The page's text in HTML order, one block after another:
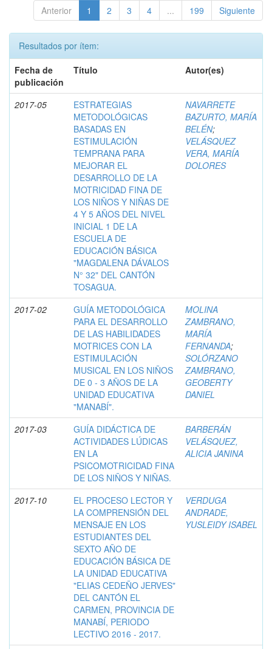
Anterior 1 2 3 4 ... 199 Siguiente
Resultados por ítem:
Fecha de
publicación
Título Autor(es)
2017-05
ESTRATEGIAS
METODOLÓGICAS
BASADAS EN
ESTIMULACIÓN
TEMPRANA PARA
MEJORAR EL
DESARROLLO DE LA
MOTRICIDAD FINA DE
LOS NIÑOS Y NIÑAS DE
4 Y 5 AÑOS DEL NIVEL
INICIAL 1 DE LA
ESCUELA DE
EDUCACIÓN BÁSICA
"MAGDALENA DÁVALOS
N° 32" DEL CANTÓN
TOSAGUA.
NAVARRETE
BAZURTO, MARÍA
BELÉN;
VELÁSQUEZ
VERA, MARÍA
DOLORES
2017-02
GUÍA METODOLÓGICA
PARA EL DESARROLLO
DE LAS HABILIDADES
MOTRICES CON LA
ESTIMULACIÓN
MUSICAL EN LOS NIÑOS
DE 0 - 3 AÑOS DE LA
UNIDAD EDUCATIVA
"MANABÍ".
MOLINA
ZAMBRANO,
MARÍA
FERNANDA;
SOLÓRZANO
ZAMBRANO,
GEOBERTY
DANIEL
2017-03
GUÍA DIDÁCTICA DE
ACTIVIDADES LÚDICAS
EN LA
PSICOMOTRICIDAD FINA
DE LOS NIÑOS Y NIÑAS.
BARBERÁN
VELÁSQUEZ,
ALICIA JANINA
2017-10
EL PROCESO LECTOR Y
LA COMPRENSIÓN DEL
MENSAJE EN LOS
ESTUDIANTES DEL
SEXTO AÑO DE
EDUCACIÓN BÁSICA DE
LA UNIDAD EDUCATIVA
"ELIAS CEDEÑO JERVES"
DEL CANTÓN EL
CARMEN, PROVINCIA DE
MANABÍ, PERIODO
LECTIVO 2016 - 2017.
VERDUGA
ANDRADE,
YUSLEIDY ISABEL